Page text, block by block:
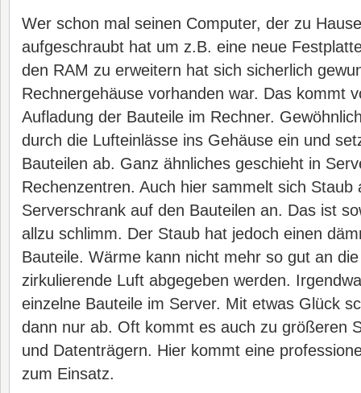
Wer schon mal seinen Computer, der zu
aufgeschraubt hat um z.B. eine neue
den RAM zu erweitern hat sich sicherlich
Rechnergehäuse vorhanden war. Das kommt
Aufladung der Bauteile im Rechner.
durch die Lufteinlässe ins Gehäuse ein und
Bauteilen ab. Ganz ähnliches geschieht in
Rechenzentren. Auch hier sammelt sich Staub
Serverschrank auf den Bauteilen an. Das ist
allzu schlimm. Der Staub hat jedoch einen
Bauteile. Wärme kann nicht mehr so gut an
zirkulierende Luft abgegeben werden.
einzelne Bauteile im Server. Mit etwas Glück
dann nur ab. Oft kommt es auch zu größeren
und Datenträgern. Hier kommt eine
zum Einsatz.